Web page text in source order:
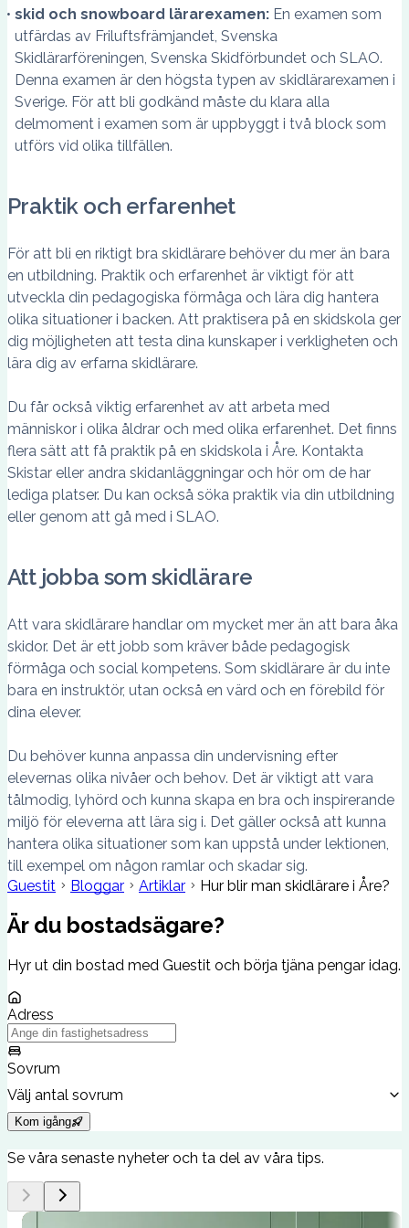
skid och snowboard lärarexamen: En examen som
utfärdas av Friluftsfrämjandet, Svenska
Skidlärarföreningen, Svenska Skidförbundet och SLAO.
Denna examen är den högsta typen av skidlärarexamen i
Sverige. För att bli godkänd måste du klara alla
delmoment i examen som är uppbyggt i två block som
utförs vid olika tillfällen.
Praktik och erfarenhet
För att bli en riktigt bra skidlärare behöver du mer än bara
en utbildning. Praktik och erfarenhet är viktigt för att
utveckla din pedagogiska förmåga och lära dig hantera
olika situationer i backen. Att praktisera på en skidskola ger
dig möjligheten att testa dina kunskaper i verkligheten och
lära dig av erfarna skidlärare.
Du får också viktig erfarenhet av att arbeta med
människor i olika åldrar och med olika erfarenhet. Det finns
flera sätt att få praktik på en skidskola i Åre. Kontakta
Skistar eller andra skidanläggningar och hör om de har
lediga platser. Du kan också söka praktik via din utbildning
eller genom att gå med i SLAO.
Att jobba som skidlärare
Att vara skidlärare handlar om mycket mer än att bara åka
skidor. Det är ett jobb som kräver både pedagogisk
förmåga och social kompetens. Som skidlärare är du inte
bara en instruktör, utan också en värd och en förebild för
dina elever.
Du behöver kunna anpassa din undervisning efter
elevernas olika nivåer och behov. Det är viktigt att vara
tålmodig, lyhörd och kunna skapa en bra och inspirerande
miljö för eleverna att lära sig i. Det gäller också att kunna
hantera olika situationer som kan uppstå under lektionen,
till exempel om någon ramlar och skadar sig.
Guestit
Bloggar Artiklar Hur blir man skidlärare i Åre?
Är du bostadsägare?
Hyr ut din bostad med Guestit och börja tjäna pengar idag.
Adress
Sovrum
Välj antal sovrum
Kom igång
Se våra senaste nyheter och ta del av våra tips.